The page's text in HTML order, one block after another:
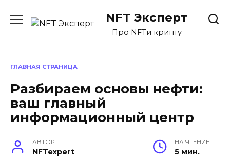
содержанию
NFT Эксперт
Про NFTи крипту
ГЛАВНАЯ СТРАНИЦА
Разбираем основы нефти:
ваш главный
информационный центр
АВТОР
NFTexpert
НА ЧТЕНИЕ
5 мин.